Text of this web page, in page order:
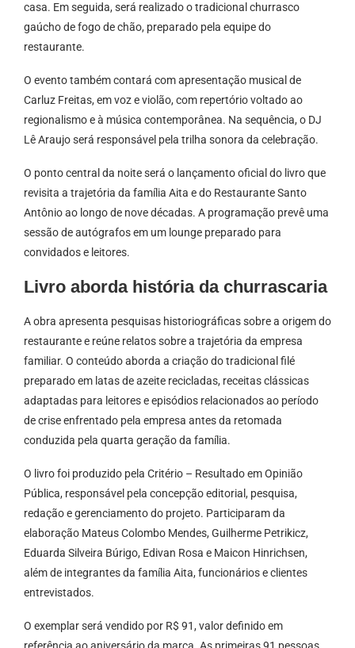
casa. Em seguida, será realizado o tradicional churrasco
gaúcho de fogo de chão, preparado pela equipe do
restaurante.
O evento também contará com apresentação musical de
Carluz Freitas, em voz e violão, com repertório voltado ao
regionalismo e à música contemporânea. Na sequência, o DJ
Lê Araujo será responsável pela trilha sonora da celebração.
O ponto central da noite será o lançamento oficial do livro que
revisita a trajetória da família Aita e do Restaurante Santo
Antônio ao longo de nove décadas. A programação prevê uma
sessão de autógrafos em um lounge preparado para
convidados e leitores.
Livro aborda história da churrascaria
A obra apresenta pesquisas historiográficas sobre a origem do
restaurante e reúne relatos sobre a trajetória da empresa
familiar. O conteúdo aborda a criação do tradicional filé
preparado em latas de azeite recicladas, receitas clássicas
adaptadas para leitores e episódios relacionados ao período
de crise enfrentado pela empresa antes da retomada
conduzida pela quarta geração da família.
O livro foi produzido pela Critério – Resultado em Opinião
Pública, responsável pela concepção editorial, pesquisa,
redação e gerenciamento do projeto. Participaram da
elaboração Mateus Colombo Mendes, Guilherme Petrikicz,
Eduarda Silveira Búrigo, Edivan Rosa e Maicon Hinrichsen,
além de integrantes da família Aita, funcionários e clientes
entrevistados.
O exemplar será vendido por R$ 91, valor definido em